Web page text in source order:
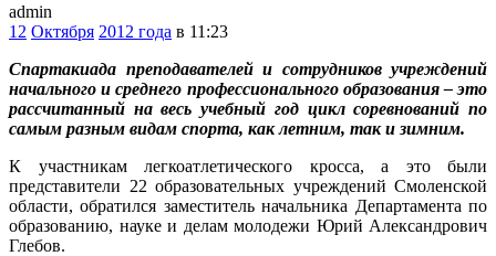
admin
12 Октября 2012 года в 11:23
Спартакиада преподавателей и сотрудников учреждений
начального и среднего профессионального образования – это
рассчитанный на весь учебный год цикл соревнований по
самым разным видам спорта, как летним, так и зимним.
К участникам легкоатлетического кросса, а это были
представители 22 образовательных учреждений Смоленской
области, обратился заместитель начальника Департамента по
образованию, науке и делам молодежи Юрий Александрович
Глебов.